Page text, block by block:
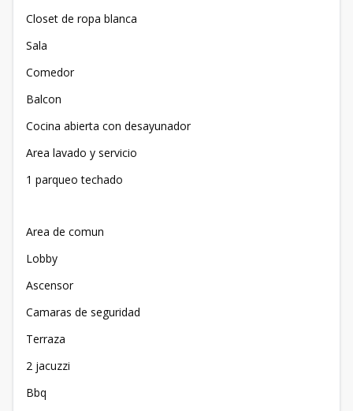
Closet de ropa blanca
Sala
Comedor
Balcon
Cocina abierta con desayunador
Area lavado y servicio
1 parqueo techado
Area de comun
Lobby
Ascensor
Camaras de seguridad
Terraza
2 jacuzzi
Bbq